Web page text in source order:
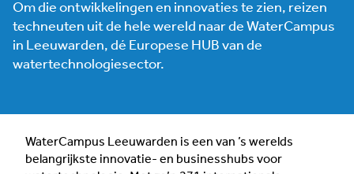
Om die ontwikkelingen en innovaties te zien, reizen
techneuten uit de hele wereld naar de WaterCampus
in Leeuwarden, dé Europese HUB van de
watertechnologiesector.
WaterCampus Leeuwarden is een van ’s werelds
belangrijkste innovatie- en businesshubs voor